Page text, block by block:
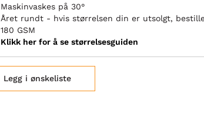
Maskinvaskes på 30°
Året rundt - hvis størrelsen din er utsolgt,
180 GSM
Klikk her for å se størrelsesguiden
Legg i ønskeliste